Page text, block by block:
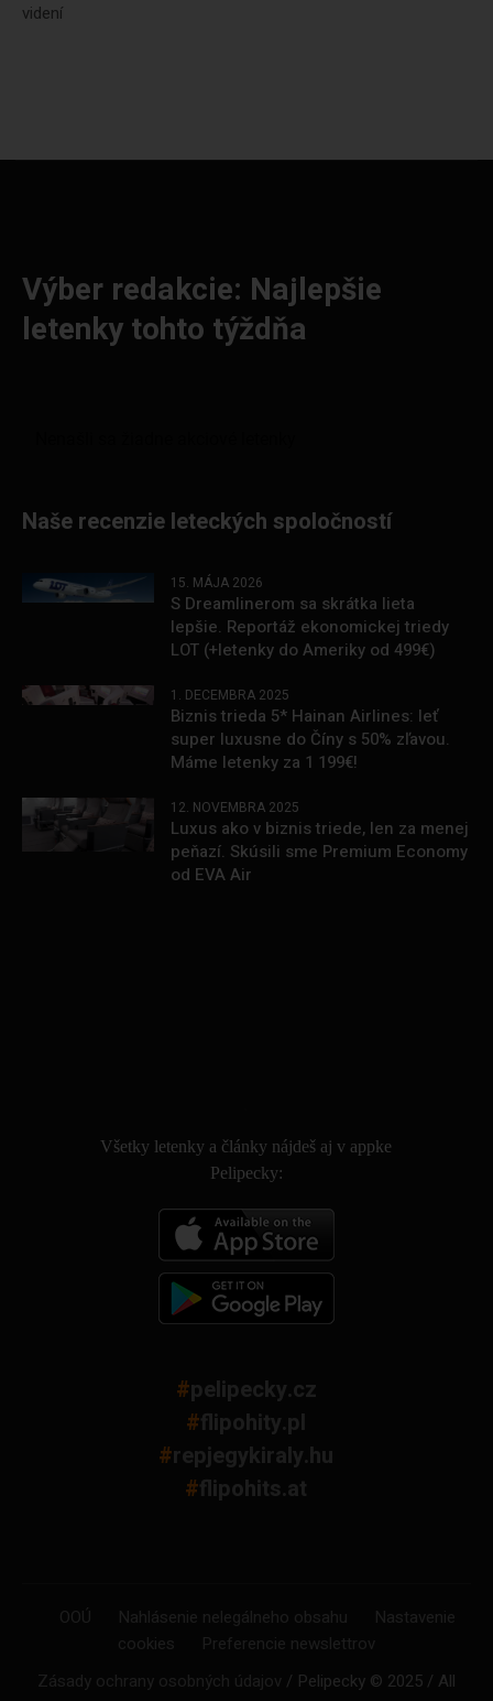
videní
Výber redakcie: Najlepšie
letenky tohto týždňa
Naše recenzie leteckých spoločností
15. MÁJA 2026
S Dreamlinerom sa skrátka lieta
lepšie. Reportáž ekonomickej triedy
LOT (+letenky do Ameriky od 499€)
1. DECEMBRA 2025
Biznis trieda 5* Hainan Airlines: leť
super luxusne do Číny s 50% zľavou.
Máme letenky za 1 199€!
12. NOVEMBRA 2025
Luxus ako v biznis triede, len za menej
peňazí. Skúsili sme Premium Economy
od EVA Air
Všetky letenky a články nájdeš aj v appke
Pelipecky:
#pelipecky.cz
#flipohity.pl
#repjegykiraly.hu
#flipohits.at
OOÚ Nahlásenie nelegálneho obsahu
Nastavenie
cookies
Preferencie newslettrov
Zásady ochrany osobných údajov / Pelipecky © 2025 / All